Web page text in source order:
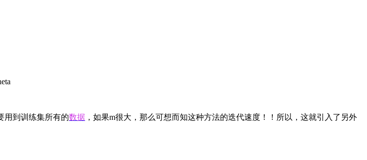
用到训练集所有的数据 ，如果m很大，那么可想而知这种方法的迭代速度！！所以，这就引入了另外